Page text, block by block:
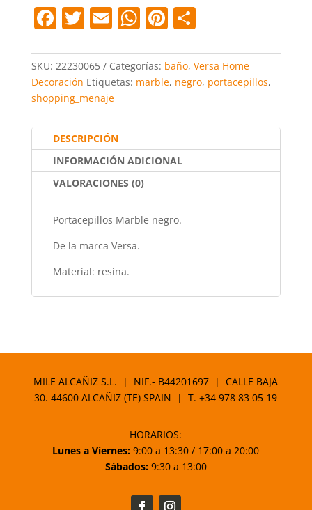
Negro
cantidad
F
c
e
b
o
o
k
T
itt
er
E
ai
l
W
at
s
p
p
Pi
er
e
C
m
p
tir
SKU: 22230065 Categorías: baño, Versa Home
Decoración Etiquetas: marble, negro, portacepillos,
shopping_menaje
DESCRIPCIÓN
INFORMACIÓN ADICIONAL
VALORACIONES (0)
Portacepillos Marble negro.
De la marca Versa.
Material: resina.
MILE ALCAÑIZ S.L. | NIF.- B44201697 | CALLE BAJA
30. 44600 ALCAÑIZ (TE) SPAIN | T.+34 978 83 05 19
HORARIOS:
Lunes a Viernes: 9:00 a 13:30 / 17:00 a 20:00
Sábados:9:30 a 13:00